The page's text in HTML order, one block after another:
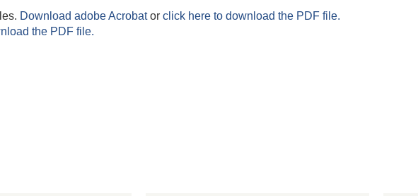
Download adobe Acrobator click here to download the PDF file.
the PDF file.